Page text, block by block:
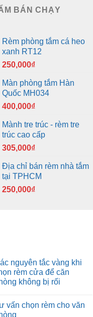
BÁN CHẠY
Rèm phòng tắm cá heo
xanh RT12
250,000₫
Màn phòng tắm Hàn
Quốc MH034
400,000₫
Mành tre trúc - rèm tre
trúc cao cấp
305,000₫
Địa chỉ bán rèm nhà tắm
tại TPHCM
250,000₫
nguyên tắc vàng khi
rèm cửa để căn
không bị rối
vấn chọn rèm cho văn